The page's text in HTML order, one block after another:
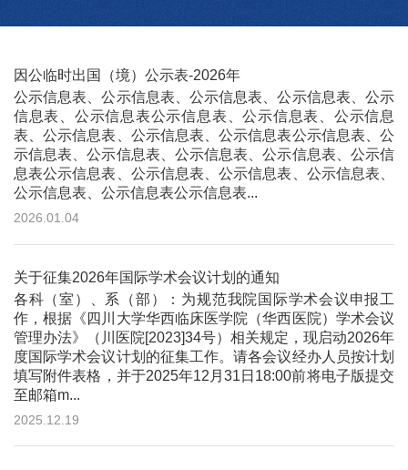
因公临时出国（境）公示表-2026年
公示信息表、公示信息表、公示信息表、公示信息表、公示
信息表、公示信息表公示信息表、公示信息表、公示信息
表、公示信息表、公示信息表、公示信息表公示信息表、公
示信息表、公示信息表、公示信息表、公示信息表、公示信
息表公示信息表、公示信息表、公示信息表、公示信息表、
公示信息表、公示信息表公示信息表...
2026.01.04
关于征集2026年国际学术会议计划的通知
各科（室）、系（部）：为规范我院国际学术会议申报工
作，根据《四川大学华西临床医学院（华西医院）学术会议
管理办法》（川医院[2023]34号）相关规定，现启动2026年
度国际学术会议计划的征集工作。请各会议经办人员按计划
填写附件表格，并于2025年12月31日18:00前将电子版提交
至邮箱m...
2025.12.19